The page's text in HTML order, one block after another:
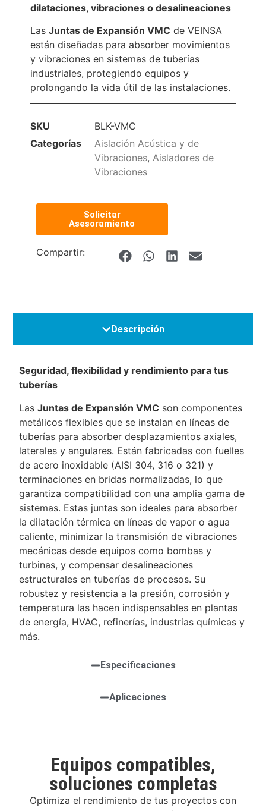
dilataciones, vibraciones o desalineaciones
LasJuntas de Expansión VMC de VEINSA
están diseñadas para absorber movimientos
y vibraciones en sistemas de tuberías
industriales, protegiendo equipos y
prolongando la vida útil de las instalaciones.
SKU
BLK-VMC
Categorías
Aislación Acústica y de
Vibraciones, Aisladores de
Vibraciones
Solicitar
Asesoramiento
Compartir:
Descripción
Especificaciones
Aplicaciones
Seguridad, flexibilidad y rendimiento para tus
tuberías
LasJuntas de Expansión VMC son componentes
metálicos flexibles que se instalan en líneas de
tuberías para absorber desplazamientos axiales,
laterales y angulares. Están fabricadas con fuelles
de acero inoxidable (AISI 304, 316 o 321) y
terminaciones en bridas normalizadas, lo que
garantiza compatibilidad con una amplia gama de
sistemas. Estas juntas son ideales para absorber
la dilatación térmica en líneas de vapor o agua
caliente, minimizar la transmisión de vibraciones
mecánicas desde equipos como bombas y
turbinas, y compensar desalineaciones
estructurales en tuberías de procesos. Su
robustez y resistencia a la presión, corrosión y
temperatura las hacen indispensables en plantas
de energía, HVAC, refinerías, industrias químicas y
más.
Equipos compatibles,
soluciones completas
Optimiza el rendimiento de tus proyectos con